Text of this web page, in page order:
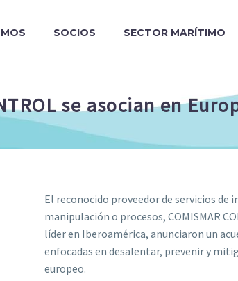
SOCIOS SECTOR MARÍTIMO
se asocian en
El reconocido proveedor de servicios
manipulación o procesos, COMISMAR
líder en Iberoamérica, anunciaron un
enfocadas en desalentar, prevenir y
europeo.